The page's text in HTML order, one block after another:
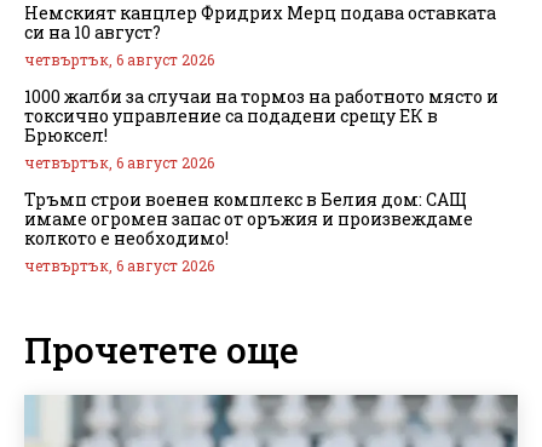
Немският канцлер Фридрих Мерц подава оставката
си на 10 август?
четвъртък, 6 август 2026
1000 жалби за случаи на тормоз на работното място и
токсично управление са подадени срещу ЕК в
Брюксел!
четвъртък, 6 август 2026
Тръмп строи военен комплекс в Белия дом: САЩ
имаме огромен запас от оръжия и произвеждаме
колкото е необходимо!
четвъртък, 6 август 2026
Прочетете още